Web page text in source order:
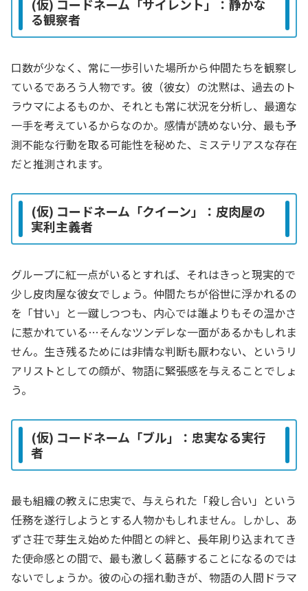
(仮) コードネーム「サイレント」：静かな
る観察者
口数が少なく、常に一歩引いた場所から仲間たちを観察し
ているであろう人物です。彼（彼女）の沈黙は、過去のト
ラウマによるものか、それとも常に状況を分析し、最適な
一手を考えているからなのか。感情が読めない分、最も予
測不能な行動を取る可能性を秘めた、ミステリアスな存在
だと推測されます。
(仮) コードネーム「クイーン」：皮肉屋の
実利主義者
グループに紅一点がいるとすれば、それはきっと現実的で
少し皮肉屋な彼女でしょう。仲間たちが俗世に浮かれるの
を「甘い」と一蹴しつつも、内心では誰よりもその温かさ
に惹かれている…そんなツンデレな一面があるかもしれま
せん。生き残るためには非情な判断も厭わない、というリ
アリストとしての顔が、物語に緊張感を与えることでしょ
う。
(仮) コードネーム「ブル」：忠実なる実行
者
最も組織の教えに忠実で、与えられた「殺し合い」という
任務を遂行しようとする人物かもしれません。しかし、あ
ずさ荘で芽生え始めた仲間との絆と、長年刷り込まれてき
た使命感との間で、最も激しく葛藤することになるのでは
ないでしょうか。彼の心の揺れ動きが、物語の人間ドラマ